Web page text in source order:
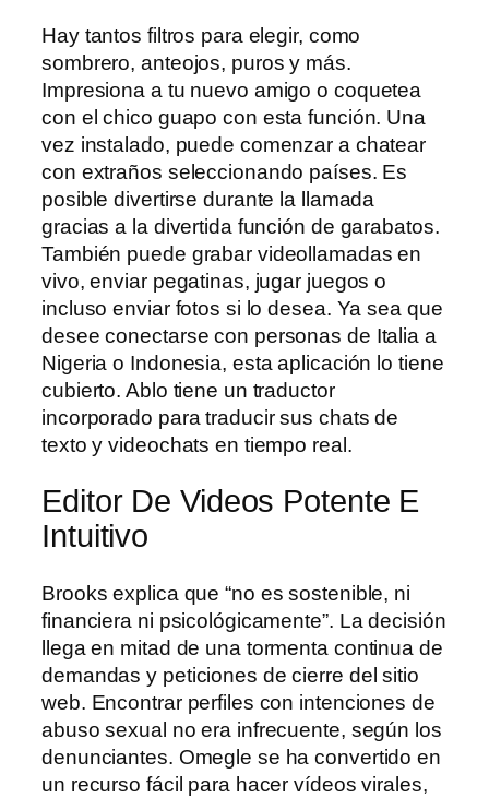
Hay tantos filtros para elegir, como
sombrero, anteojos, puros y más.
Impresiona a tu nuevo amigo o coquetea
con el chico guapo con esta función. Una
vez instalado, puede comenzar a chatear
con extraños seleccionando países. Es
posible divertirse durante la llamada
gracias a la divertida función de garabatos.
También puede grabar videollamadas en
vivo, enviar pegatinas, jugar juegos o
incluso enviar fotos si lo desea. Ya sea que
desee conectarse con personas de Italia a
Nigeria o Indonesia, esta aplicación lo tiene
cubierto. Ablo tiene un traductor
incorporado para traducir sus chats de
texto y videochats en tiempo real.
Editor De Videos Potente E
Intuitivo
Brooks explica que “no es sostenible, ni
financiera ni psicológicamente”. La decisión
llega en mitad de una tormenta continua de
demandas y peticiones de cierre del sitio
web. Encontrar perfiles con intenciones de
abuso sexual no era infrecuente, según los
denunciantes. Omegle se ha convertido en
un recurso fácil para hacer vídeos virales,